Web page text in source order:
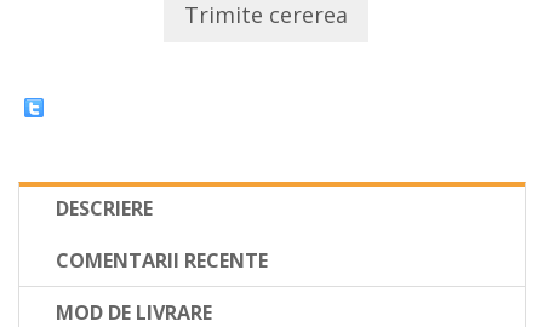
Trimite cererea
DESCRIERE
COMENTARII RECENTE
MOD DE LIVRARE